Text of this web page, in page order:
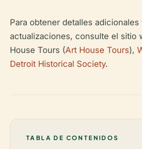
Para obtener detalles adicionales
actualizaciones, consulte el sitio
House Tours (Art House Tours),
Detroit Historical Society.
TABLA DE CONTENIDOS